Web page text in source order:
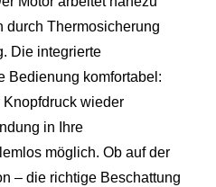
durch Thermosicherung
Die integrierte
Bedienung komfortabel:
wieder
in Ihre
möglich. Ob auf der
– die richtige Beschattung